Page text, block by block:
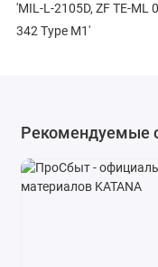
'MIL-L-2105D, ZF TE-ML
342 Type M1'
Рекомендуемые